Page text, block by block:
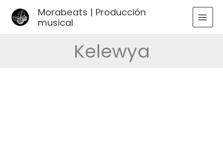
Morabeats | Producción
musical
Kelewya